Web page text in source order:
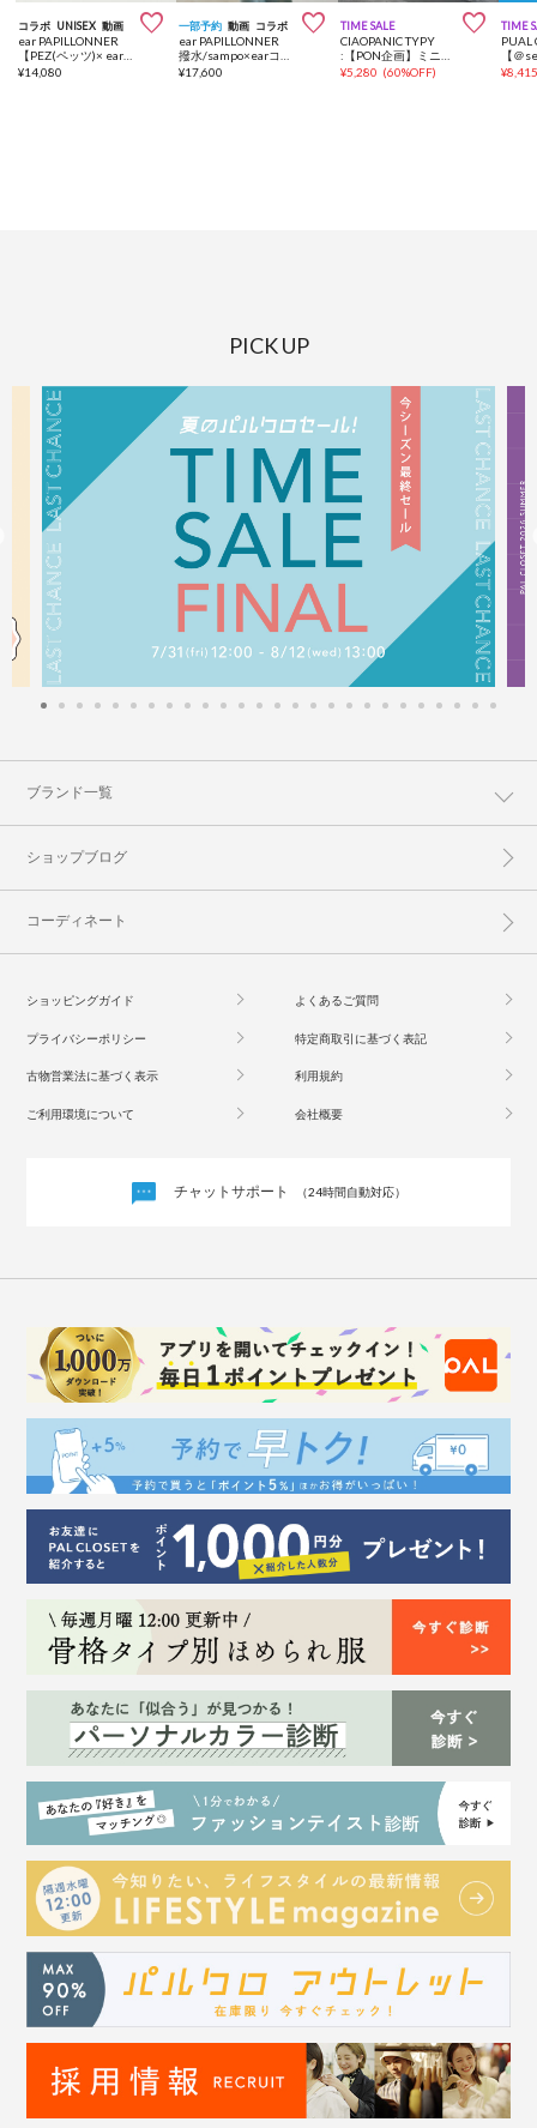
コラボ UNISEX 動画 
ear PAPILLONNER
¥14,080
一部予約 動画 コラボ 
ear PAPILLONNER
¥17,600
TIME SALE 
CIAOPANIC TYPY
¥5,280 (60%OFF)
TIME
PUAL
¥
PICK UP
ブランド一覧
ショップブログ
コーディネート
ショッピングガイド よくあるご質問
プライバシーポリシー 特定商取引に基づく表記
古物営業法に基づく表示 利用規約
ご利用環境について 会社概要
チャットサポート （24時間自動対応）